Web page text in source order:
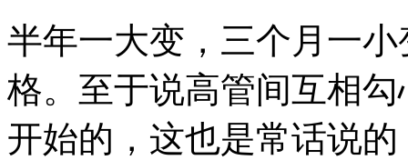
半年一大变，三个月一
格。至于说高管间互相
开始的，这也是常话说